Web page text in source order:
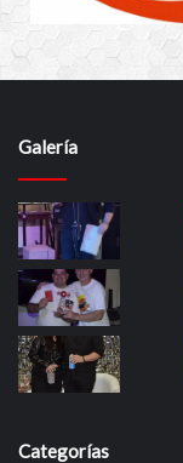
Galería
Categorías